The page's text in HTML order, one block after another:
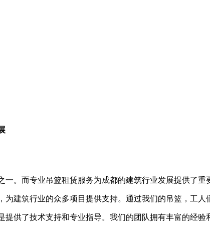
。而专业吊篮租赁服务为成都的建筑行业发展提供了重
建筑行业的众多项目提供支持。通过我们的吊篮，工人
供了技术支持和专业指导。我们的团队拥有丰富的经